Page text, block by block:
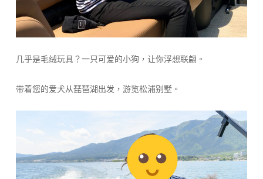
几乎是毛绒玩具？一只可爱的小狗，让你浮想联翩。
带着您的爱犬从琵琶湖出发，游览松浦别墅。